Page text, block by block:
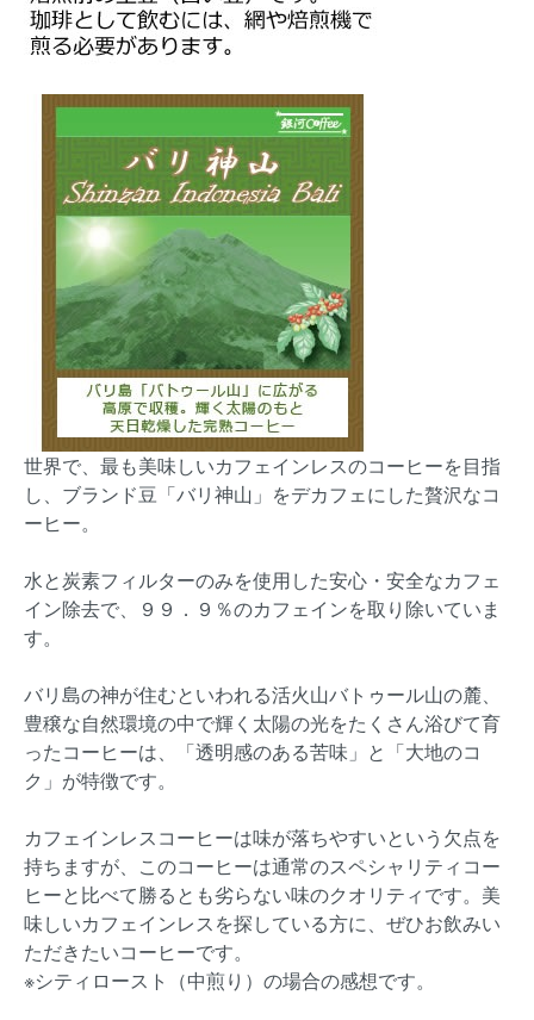
世界で、最も美味しいカフェインレスのコーヒーを目指
し、ブランド豆「バリ神山」をデカフェにした贅沢なコ
ーヒー。
水と炭素フィルターのみを使用した安心・安全なカフェ
イン除去で、９９．９％のカフェインを取り除いていま
す。
バリ島の神が住むといわれる活火山バトゥール山の麓、
豊穣な自然環境の中で輝く太陽の光をたくさん浴びて育
ったコーヒーは、「透明感のある苦味」と「大地のコ
ク」が特徴です。
カフェインレスコーヒーは味が落ちやすいという欠点を
持ちますが、このコーヒーは通常のスペシャリティコー
ヒーと比べて勝るとも劣らない味のクオリティです。美
味しいカフェインレスを探している方に、ぜひお飲みい
ただきたいコーヒーです。
※シティロースト（中煎り）の場合の感想です。